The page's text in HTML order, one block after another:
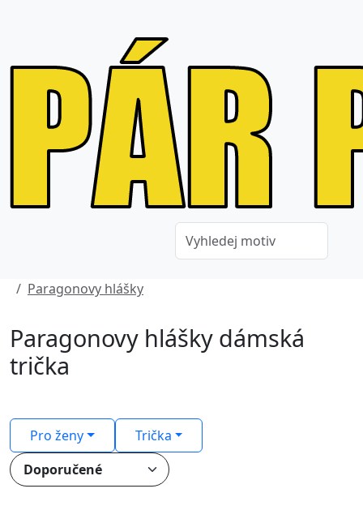
Paragonovy hlášky
Paragonovy hlášky dámská
trička
Pro ženy Trička